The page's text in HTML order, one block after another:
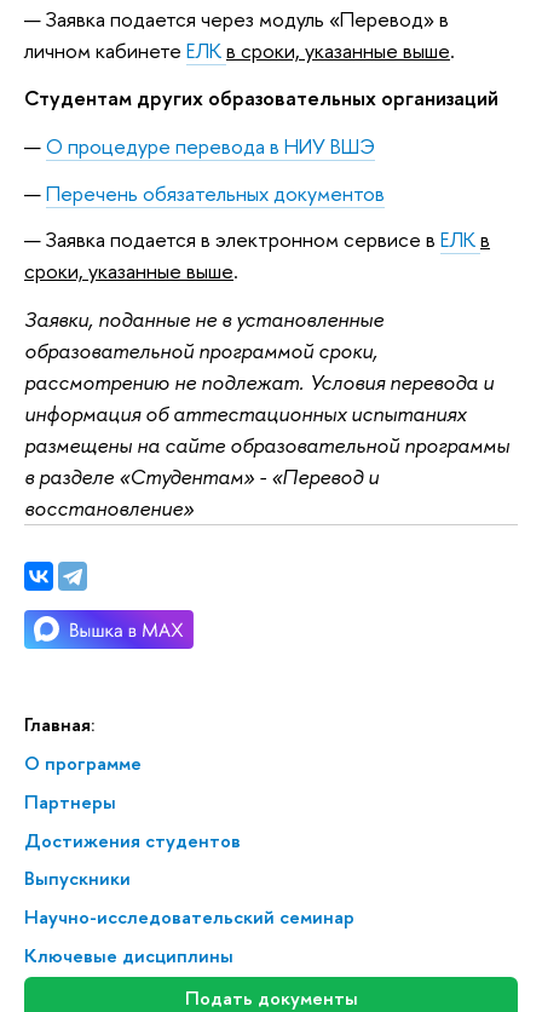
Главная:
О программе
Партнеры
Достижения студентов
Выпускники
Научно-исследовательский семинар
Ключевые дисциплины
Подать документы
Заявка подается через модуль «Перевод» в
личном кабинете ЕЛКв сроки, указанные выше.
Студентам других образовательных организаций
О процедуре перевода в НИУ ВШЭ
Перечень обязательных документов
Заявка подается в электронном сервисе в ЕЛКв
сроки, указанные выше.
Заявки, поданные не в установленные
образовательной программой сроки,
рассмотрению не подлежат. Условия перевода и
информация об аттестационных испытаниях
размещены на сайте образовательной программы
в разделе «Студентам» - «Перевод и
восстановление»